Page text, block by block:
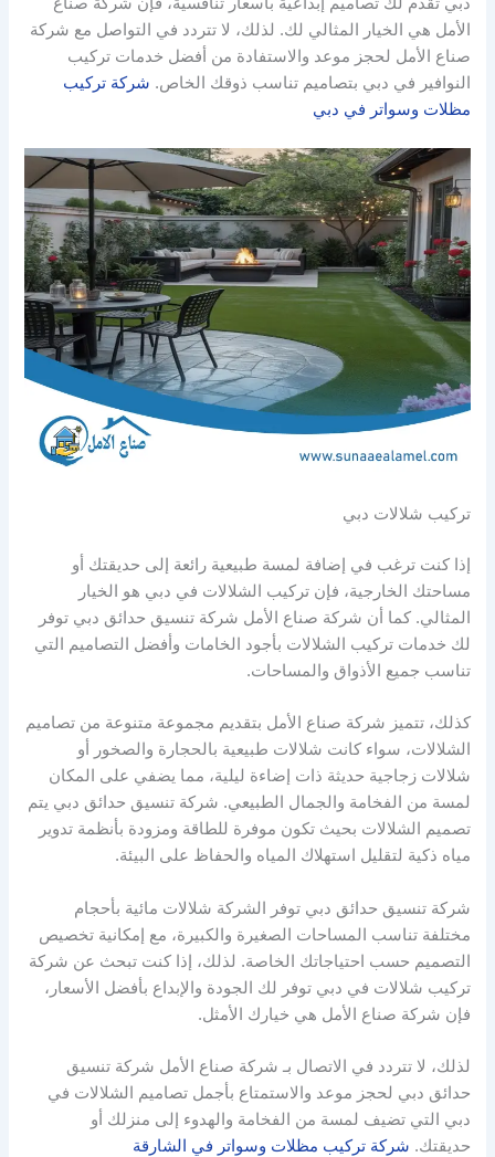
الأمل هي الخيار المثالي لك. لذلك، لا تتردد في التواصل مع شركة
صناع الأمل لحجز موعد والاستفادة من أفضل خدمات تركيب
النوافير في دبي بتصاميم تناسب ذوقك الخاص. شركة تركيب
مظلات وسواتر في دبي
تركيب شلالات دبي
إذا كنت ترغب في إضافة لمسة طبيعية رائعة إلى حديقتك أو
مساحتك الخارجية، فإن تركيب الشلالات في دبي هو الخيار
المثالي. كما أن شركة صناع الأمل شركة تنسيق حدائق دبي توفر
لك خدمات تركيب الشلالات بأجود الخامات وأفضل التصاميم التي
تناسب جميع الأذواق والمساحات.
كذلك، تتميز شركة صناع الأمل بتقديم مجموعة متنوعة من تصاميم
الشلالات، سواء كانت شلالات طبيعية بالحجارة والصخور أو
شلالات زجاجية حديثة ذات إضاءة ليلية، مما يضفي على المكان
لمسة من الفخامة والجمال الطبيعي. شركة تنسيق حدائق دبي يتم
تصميم الشلالات بحيث تكون موفرة للطاقة ومزودة بأنظمة تدوير
مياه ذكية لتقليل استهلاك المياه والحفاظ على البيئة.
شركة تنسيق حدائق دبي توفر الشركة شلالات مائية بأحجام
مختلفة تناسب المساحات الصغيرة والكبيرة، مع إمكانية تخصيص
التصميم حسب احتياجاتك الخاصة. لذلك، إذا كنت تبحث عن شركة
تركيب شلالات في دبي توفر لك الجودة والإبداع بأفضل الأسعار،
فإن شركة صناع الأمل هي خيارك الأمثل.
لذلك، لا تتردد في الاتصال بـ شركة صناع الأمل شركة تنسيق
حدائق دبي لحجز موعد والاستمتاع بأجمل تصاميم الشلالات في
دبي التي تضيف لمسة من الفخامة والهدوء إلى منزلك أو
حديقتك. شركة تركيب مظلات وسواتر في الشارقة